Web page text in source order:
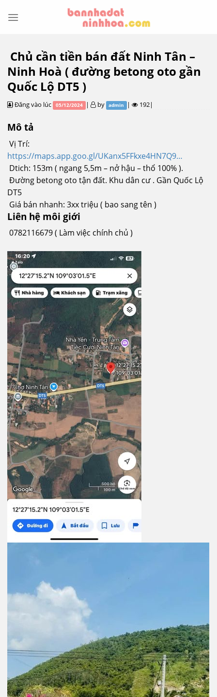
Chủ cần tiền bán đất Ninh Tân –
Ninh Hoà ( đường betong oto gần
Quốc Lộ DT5 )
Đăng vào lúc 05/12/2024 | by admin | 192|
Mô tả
Vị Trí:
https://maps.app.goo.gl/UKanx5FFkxe4HN7Q9…
Dtich: 153m ( ngang 5,5m – nở hậu – thổ 100% ).
Đường betong oto tận đất. Khu dân cư . Gần Quốc Lộ
DT5
Giá bán nhanh: 3xx triệu ( bao sang tên )
Liên hệ môi giới
0782116679 ( Làm việc chính chủ )